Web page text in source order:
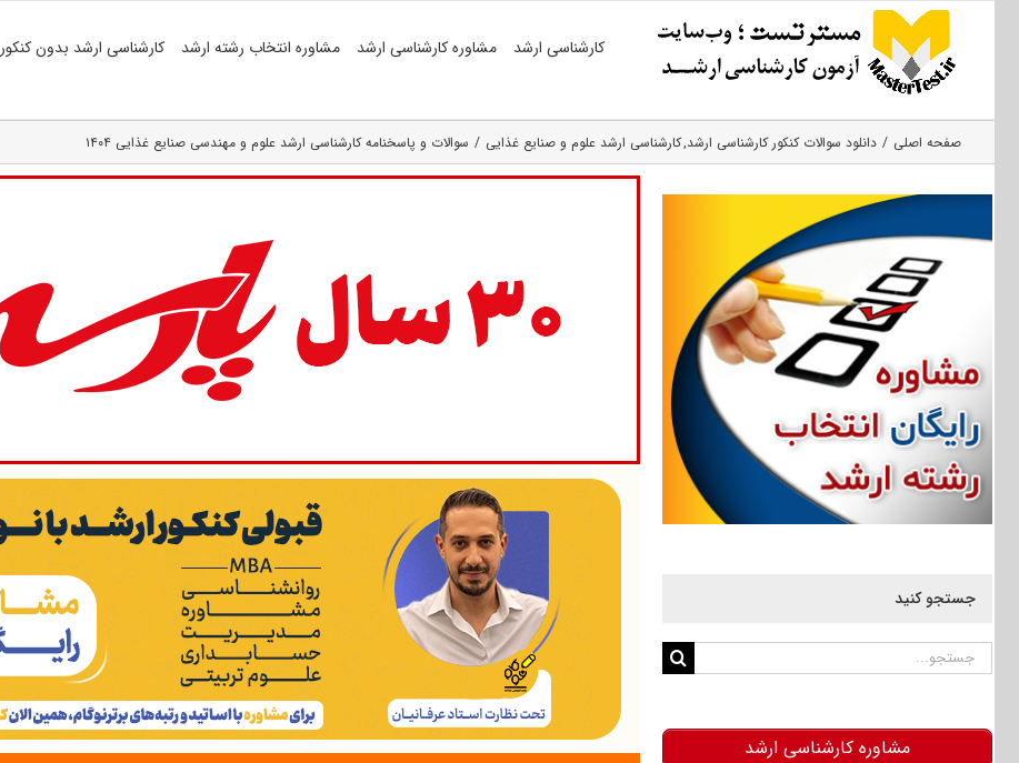
کارشناسی ارشد مشاوره کارشناسی ارشد مشاوره انتخاب رشته ارشد کارشناسی ارشد بدون کنکور
صفحه اصلی دانلود سوالات کنکور کارشناسی ارشد کارشناسی ارشد علوم و صنایع غذایی سوالات و پاسخنامه کارشناسی ارشد علوم و مهندسی صنایع غذایی ۱۴۰۴
جستجو کنید
جستجو
مشاوره کارشناسی ارشد